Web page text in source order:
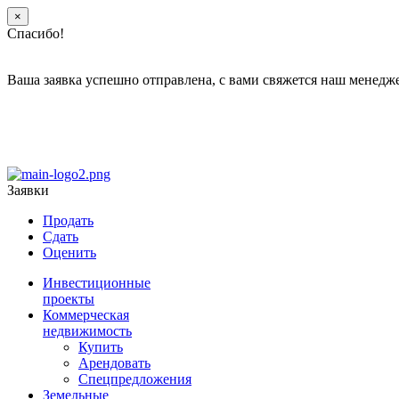
×
Спасибо!
Ваша заявка успешно отправлена, с вами свяжется наш
Заявки
Продать
Сдать
Оценить
Инвестиционные
проекты
Коммерческая
недвижимость
Купить
Арендовать
Спецпредложения
Земельные